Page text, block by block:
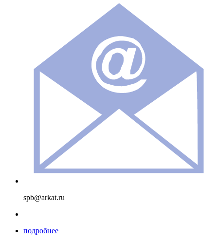
spb@arkat.ru
подробнее